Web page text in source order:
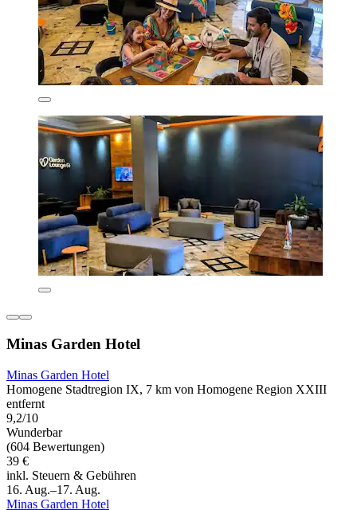
Minas Garden Hotel
Minas Garden Hotel
Homogene Stadtregion IX, 7 km von Homogene Region XXIII
entfernt
9,2/10
Wunderbar
(604 Bewertungen)
39 €
inkl. Steuern & Gebühren
16. Aug.–17. Aug.
Minas Garden Hotel